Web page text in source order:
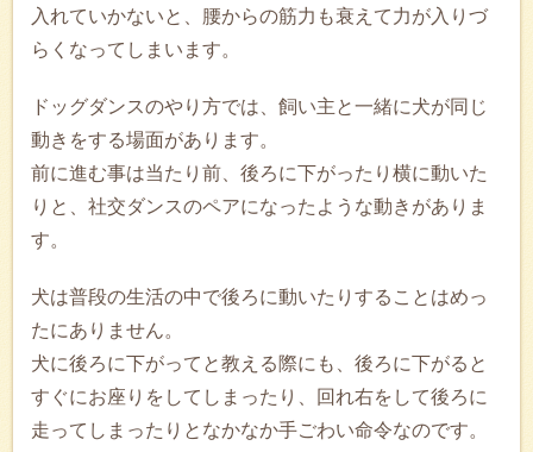
入れていかないと、腰からの筋力も衰えて力が入りづ
らくなってしまいます。
ドッグダンスのやり方では、飼い主と一緒に犬が同じ
動きをする場面があります。
前に進む事は当たり前、後ろに下がったり横に動いた
りと、社交ダンスのペアになったような動きがありま
す。
犬は普段の生活の中で後ろに動いたりすることはめっ
たにありません。
犬に後ろに下がってと教える際にも、後ろに下がると
すぐにお座りをしてしまったり、回れ右をして後ろに
走ってしまったりとなかなか手ごわい命令なのです。